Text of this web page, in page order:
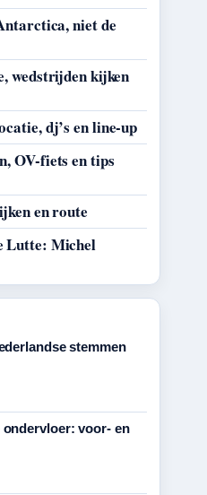
niet de
wedstrijden kijken
dj’s en line-up
OV-fiets en tips
en route
Lutte: Michel
stemmen
voor- en